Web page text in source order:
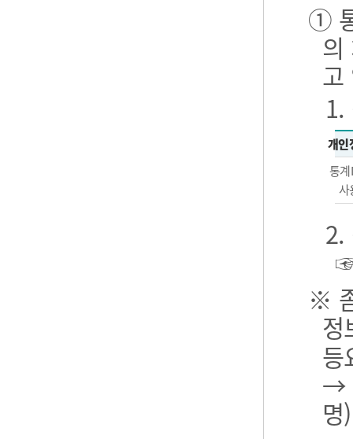
①
의
고
1.
개인
통
사
2.
※
정
등
→